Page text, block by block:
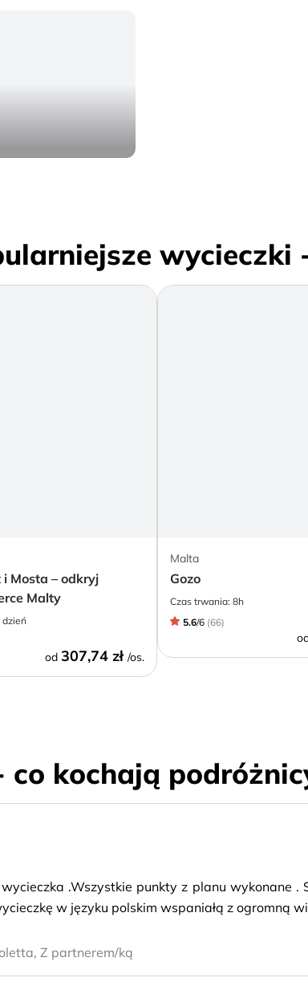
wycieczki
Mosta – odkryj
Malty
dzień
od 307,74 zł /os.
Malta
Gozo
Czas trwania: 8h
5.6/6 (66)
co kochają
.Wszystkie punkty z planu wykonane
w języku polskim wspaniałą z ogromną
Z partnerem/ką